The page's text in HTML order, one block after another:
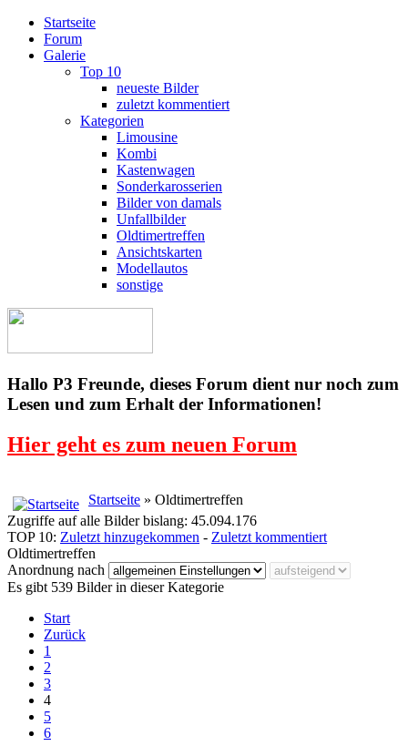
Startseite
Forum
Galerie
Top 10
neueste Bilder
zuletzt kommentiert
Kategorien
Limousine
Kombi
Kastenwagen
Sonderkarosserien
Bilder von damals
Unfallbilder
Oldtimertreffen
Ansichtskarten
Modellautos
sonstige
Hallo P3 Freunde, dieses Forum dient nur noch zum
Lesen und zum Erhalt der Informationen!
Hier geht es zum neuen Forum
Startseite » Oldtimertreffen
Zugriffe auf alle Bilder bislang: 45.094.176
TOP 10: Zuletzt hinzugekommen - Zuletzt kommentiert
Oldtimertreffen
Anordnung nach
Es gibt 539 Bilder in dieser Kategorie
Start
Zurück
1
2
3
4
5
6